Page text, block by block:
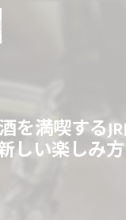
を満喫する
しい楽しみ方